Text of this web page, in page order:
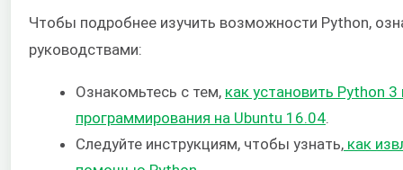
Чтобы подробнее изучить возможности Python,
руководствами:
Ознакомьтесь с тем, как установить Python
программирования на Ubuntu 16.04.
Следуйте инструкциям, чтобы узнать, как